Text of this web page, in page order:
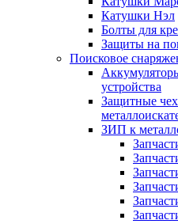
Катушки Нэл
Болты для
Защиты на
Поисковое
устройства
Защитные
ЗИП к